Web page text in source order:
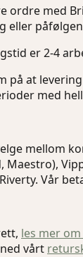
ordre med
eller
er 2-4
på at
med
mellom
Maestro),
Vår
les mer
vårt